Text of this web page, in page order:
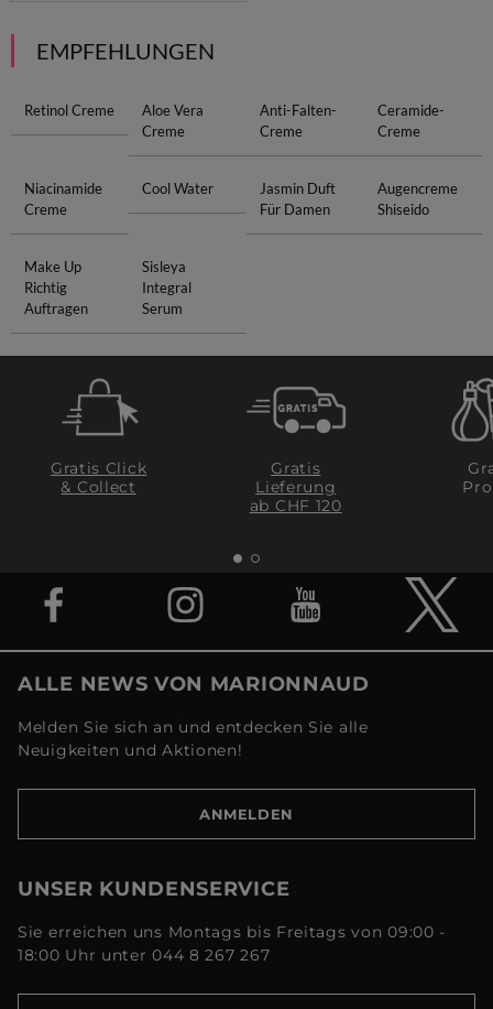
EMPFEHLUNGEN
Retinol Creme
Aloe Vera
Creme
Anti-Falten-
Creme
Ceramide-
Creme
Niacinamide
Creme
Cool Water
Jasmin Duft
Für Damen
Augencreme
Shiseido
Make Up
Richtig
Auftragen
Sisleya
Integral
Serum
Gratis Click
& Collect
Gratis
Lieferung
ab CHF 120
ALLE NEWS VON MARIONNAUD
Melden Sie sich an und entdecken Sie alle
Neuigkeiten und Aktionen!
ANMELDEN
UNSER KUNDENSERVICE
Sie erreichen uns Montags bis Freitags von 09:00 -
18:00 Uhr unter 044 8 267 267